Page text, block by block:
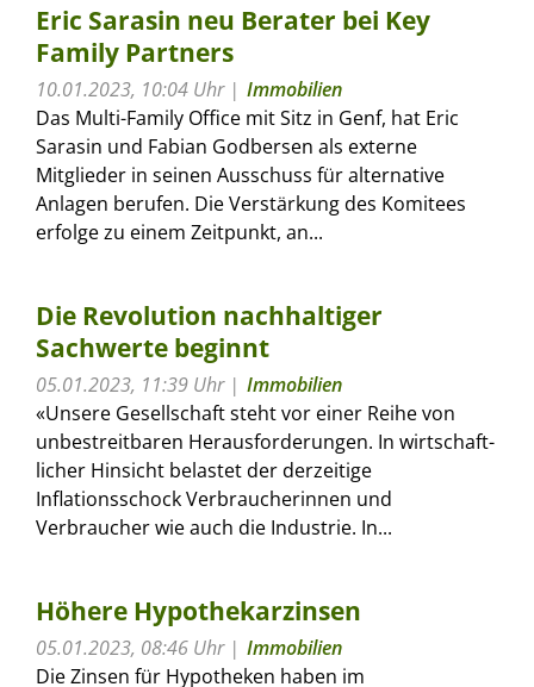
Eric Sarasin neu Berater bei Key
Family Partners
10.01.2023, 10:04 Uhr
Immobilien
Das Multi-Family Office mit Sitz in Genf, hat Eric
Sarasin und Fabian Godbersen als externe
Mitglieder in seinen Ausschuss für alternative
Anlagen berufen. Die Verstärkung des Komitees
erfolge zu einem Zeitpunkt, an...
Die Revolution nachhaltiger
Sachwerte beginnt
05.01.2023, 11:39 Uhr
Immobilien
«Unsere Gesellschaft steht vor einer Reihe von
unbestreitbaren Herausforderungen. In wirtschaft-
licher Hinsicht belastet der derzeitige
Inflationsschock Verbraucherinnen und
Verbraucher wie auch die Industrie. In...
Höhere Hypothekarzinsen
05.01.2023, 08:46 Uhr
Immobilien
Die Zinsen für Hypotheken haben im